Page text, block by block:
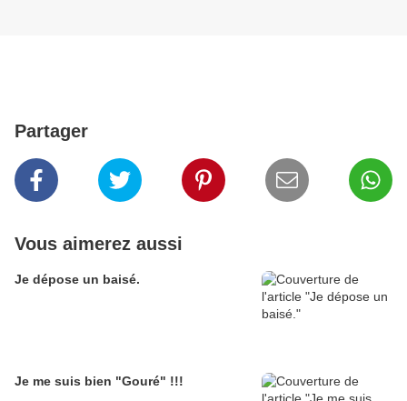
Partager
Vous aimerez aussi
Je dépose un baisé.
Je me suis bien "Gouré" !!!